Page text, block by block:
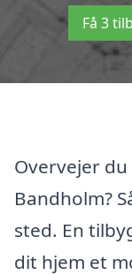
Få 3
Overvejer
Bandholm?
sted. En
dit hjem et